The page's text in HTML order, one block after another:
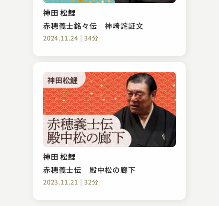
神田 松鯉
赤穂義士銘々伝 神崎詫証文
2024.11.24 | 34分
神田 松鯉
赤穂義士伝 殿中松の廊下
2023.11.21 | 32分
24時間マラソン
2023.01.31 | 17分
三遊亭 歌る多
替り目
2023.08.22 | 16分